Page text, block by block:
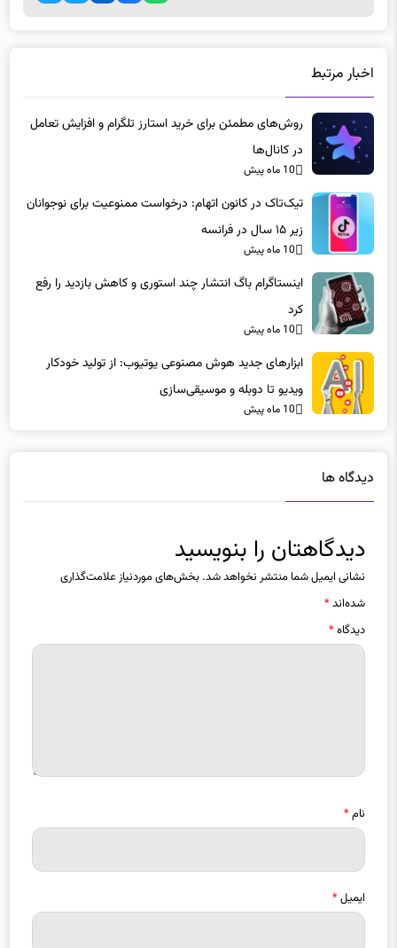
اخبار مرتبط
روش‌های مطمئن برای خرید استارز تلگرام و افزایش تعامل
در کانال‌ها
10 ماه پیش
تیک‌تاک در کانون اتهام: درخواست ممنوعیت برای نوجوانان
زیر ۱۵ سال در فرانسه
10 ماه پیش
اینستاگرام باگ انتشار چند استوری و کاهش بازدید را رفع
کرد
10 ماه پیش
ابزارهای جدید هوش مصنوعی یوتیوب: از تولید خودکار
ویدیو تا دوبله و موسیقی‌سازی
10 ماه پیش
دیدگاه ها
دیدگاهتان را بنویسید
نشانی ایمیل شما منتشر نخواهد شد. بخش‌های موردنیاز علامت‌گذاری
شده‌اند*
دیدگاه*
نام*
ایمیل*